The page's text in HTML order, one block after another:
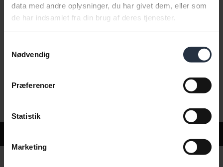
data med andre oplysninger, du har givet dem, eller som
de har indsamlet fra din brug af deres tjenester.
Nødvendig
Præferencer
Statistik
Marketing
Produktdokumenter